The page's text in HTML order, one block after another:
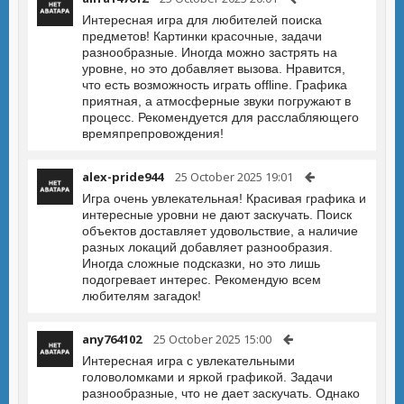
Интересная игра для любителей поиска
предметов! Картинки красочные, задачи
разнообразные. Иногда можно застрять на
уровне, но это добавляет вызова. Нравится,
что есть возможность играть offline. Графика
приятная, а атмосферные звуки погружают в
процесс. Рекомендуется для расслабляющего
времяпрепровождения!
alex-pride944 25 October 2025 19:01
Игра очень увлекательная! Красивая графика и
интересные уровни не дают заскучать. Поиск
объектов доставляет удовольствие, а наличие
разных локаций добавляет разнообразия.
Иногда сложные подсказки, но это лишь
подогревает интерес. Рекомендую всем
любителям загадок!
any764102 25 October 2025 15:00
Интересная игра с увлекательными
головоломками и яркой графикой. Задачи
разнообразные, что не дает заскучать. Однако